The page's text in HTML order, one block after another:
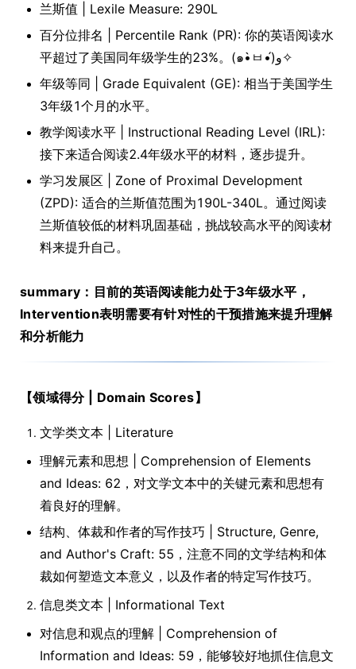
兰斯值 | Lexile Measure: 290L
百分位排名 | Percentile Rank (PR): 你的英语阅读水
平超过了美国同年级学生的23%。(๑•̀ㅂ•́)و✧
年级等同 | Grade Equivalent (GE): 相当于美国学生
3年级1个月的水平。
教学阅读水平 | Instructional Reading Level (IRL):
接下来适合阅读2.4年级水平的材料，逐步提升。
学习发展区 | Zone of Proximal Development
(ZPD): 适合的兰斯值范围为190L-340L。通过阅读
兰斯值较低的材料巩固基础，挑战较高水平的阅读材
料来提升自己。
summary：目前的英语阅读能力处于3年级水平，
Intervention表明需要有针对性的干预措施来提升理解
和分析能力
【领域得分 | Domain Scores】
文学类文本 | Literature
理解元素和思想 | Comprehension of Elements
and Ideas: 62，对文学文本中的关键元素和思想有
着良好的理解。
结构、体裁和作者的写作技巧 | Structure, Genre,
and Author's Craft: 55，注意不同的文学结构和体
裁如何塑造文本意义，以及作者的特定写作技巧。
信息类文本 | Informational Text
对信息和观点的理解 | Comprehension of
Information and Ideas: 59，能够较好地抓住信息文